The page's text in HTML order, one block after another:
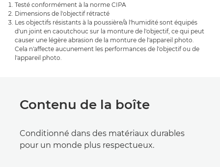
Testé conformément à la norme CIPA
Dimensions de l'objectif rétracté
Les objectifs résistants à la poussière/à l'humidité sont équipés
d'un joint en caoutchouc sur la monture de l'objectif, ce qui peut
causer une légère abrasion de la monture de l'appareil photo.
Cela n'affecte aucunement les performances de l'objectif ou de
l'appareil photo.
Contenu de la boîte
Conditionné dans des matériaux durables
pour un monde plus respectueux.